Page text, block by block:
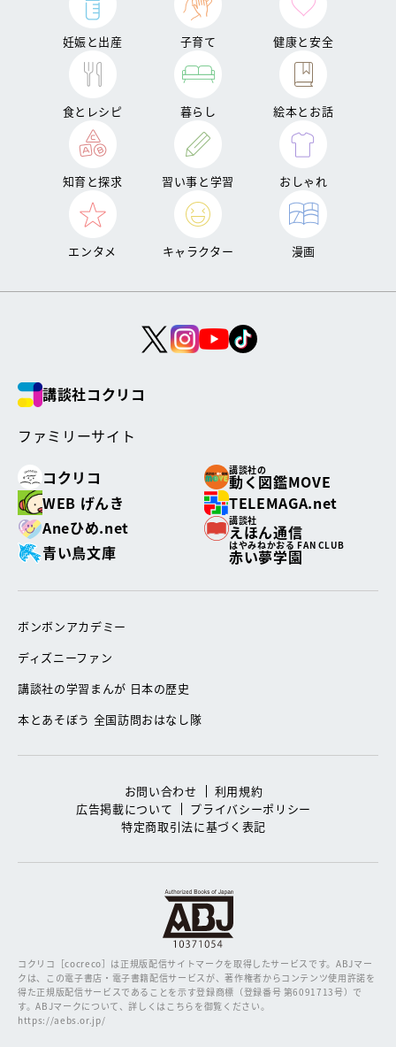
妊娠と出産 子育て 健康と安全
食とレシピ 暮らし 絵本とお話
知育と探求 習い事と学習 おしゃれ
エンタメ キャラクター 漫画
講談社コクリコ
ファミリーサイト
コクリコ
講談社の
動く図鑑MOVE
WEB げんき
TELEMAGA.net
Aneひめ.net
講談社
えほん通信
青い鳥文庫
はやみねかおる FAN CLUB
赤い夢学園
ボンボンアカデミー
ディズニーファン
講談社の学習まんが 日本の歴史
本とあそぼう 全国訪問おはなし隊
お問い合わせ
利用規約
広告掲載について
プライバシーポリシー
特定商取引法に基づく表記
コクリコ［cocreco］は正規版配信サイトマークを取得したサービスです。ABJマー
クは、この電子書店・電子書籍配信サービスが、著作権者からコンテンツ使用許諾を
得た正規版配信サービスであることを示す登録商標（登録番号 第6091713号）で
す。ABJマークについて、詳しくはこちらを御覧ください。
https://aebs.or.jp/